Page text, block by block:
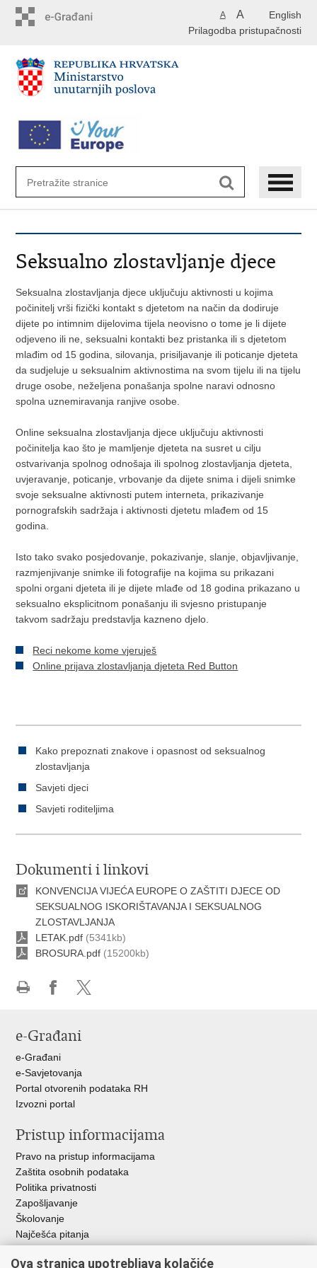
English
A A
Prilagodba pristupačnosti
Seksualno zlostavljanje djece
Seksualna zlostavljanja djece uključuju aktivnosti u kojima
počinitelj vrši fizički kontakt s djetetom na način da dodiruje
dijete po intimnim dijelovima tijela neovisno o tome je li dijete
odjeveno ili ne, seksualni kontakti bez pristanka ili s djetetom
mlađim od 15 godina, silovanja, prisiljavanje ili poticanje djeteta
da sudjeluje u seksualnim aktivnostima na svom tijelu ili na tijelu
druge osobe, neželjena ponašanja spolne naravi odnosno
spolna uznemiravanja ranjive osobe.
Online seksualna zlostavljanja djece uključuju aktivnosti
počinitelja kao što je mamljenje djeteta na susret u cilju
ostvarivanja spolnog odnošaja ili spolnog zlostavljanja djeteta,
uvjeravanje, poticanje, vrbovanje da dijete snima i dijeli snimke
svoje seksualne aktivnosti putem interneta, prikazivanje
pornografskih sadržaja i aktivnosti djetetu mlađem od 15
godina.
Isto tako svako posjedovanje, pokazivanje, slanje, objavljivanje,
razmjenjivanje snimke ili fotografije na kojima su prikazani
spolni organi djeteta ili je dijete mlađe od 18 godina prikazano u
seksualno eksplicitnom ponašanju ili svjesno pristupanje
takvom sadržaju predstavlja kazneno djelo.
Reci nekome kome vjeruješ
Online prijava zlostavljanja djeteta Red Button
Kako prepoznati znakove i opasnost od seksualnog
zlostavljanja
Savjeti djeci
Savjeti roditeljima
Dokumenti i linkovi
KONVENCIJA VIJEĆA EUROPE O ZAŠTITI DJECE OD
SEKSUALNOG ISKORIŠTAVANJA I SEKSUALNOG
ZLOSTAVLJANJA
LETAK.pdf (5341kb)
BROSURA.pdf (15200kb)
Facebooku
X-
e-Građani
e-Građani
e-Savjetovanja
Portal otvorenih podataka RH
Izvozni portal
Pristup informacijama
Pravo na pristup informacijama
Zaštita osobnih podataka
Politika privatnosti
Zapošljavanje
Školovanje
Najčešća pitanja
Ova stranica upotrebljava kolačiće